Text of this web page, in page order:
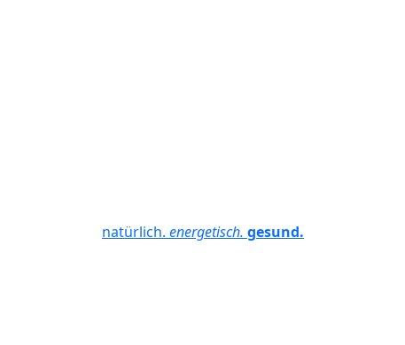
natürlich. energetisch. gesund.